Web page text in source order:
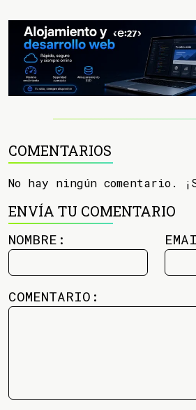
COMENTARIOS
No hay ningún comentario.
ENVÍA TU COMENTARIO
NOMBRE:
COMENTARIO: